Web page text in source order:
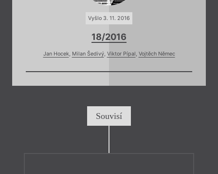
Vyšlo 3. 11. 2016
18/2016
Jan Hocek, Milan Šedivý, Viktor Pípal , Vojtěch Němec
Souvisí